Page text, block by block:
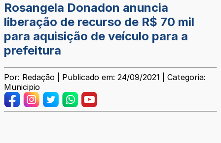
Rosangela Donadon anuncia
liberação de recurso de R$ 70 mil
para aquisição de veículo para a
prefeitura
Por: Redação | Publicado em: 24/09/2021 | Categoria:
Municipio